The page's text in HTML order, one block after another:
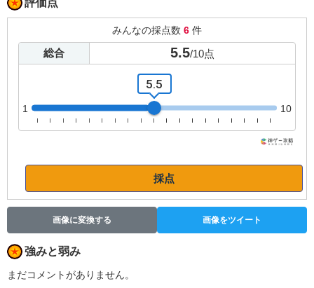
評価点
みんなの採点数 6 件
総合 5.5/10点
1
5.5
10
採点
画像に変換する 画像をツイート
強みと弱み
まだコメントがありません。